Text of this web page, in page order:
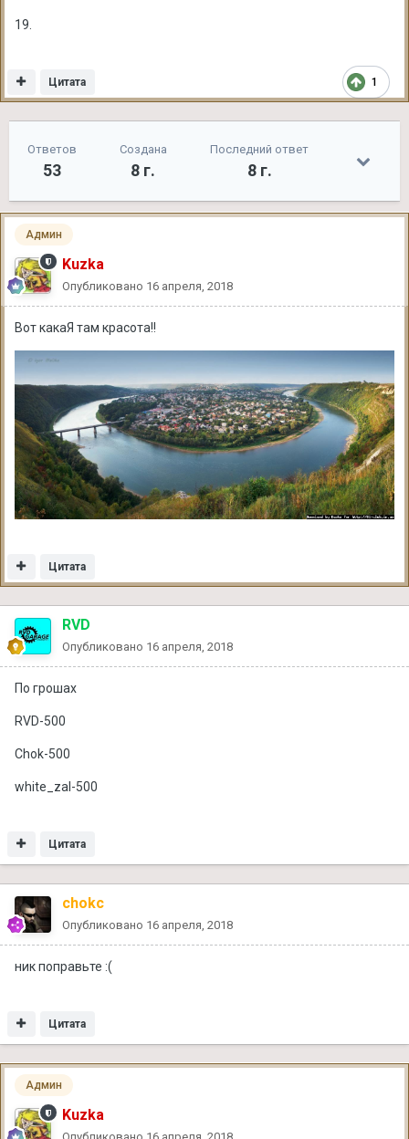
19.
1
Цитата
Ответов
53
Создана
8 г.
Последний ответ
8 г.
Админ
Kuzka
Опубликовано 16 апреля, 2018
Вот какаЯ там красота!!
Цитата
RVD
Опубликовано 16 апреля, 2018
По грошах
RVD-500
Chok-500
white_zal-500
Цитата
chokc
Опубликовано 16 апреля, 2018
ник поправьте :(
Цитата
Админ
Kuzka